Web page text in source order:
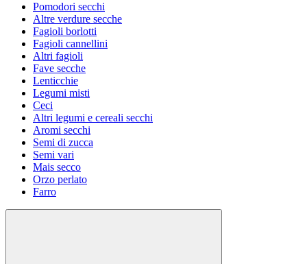
Pomodori secchi
Altre verdure secche
Fagioli borlotti
Fagioli cannellini
Altri fagioli
Fave secche
Lenticchie
Legumi misti
Ceci
Altri legumi e cereali secchi
Aromi secchi
Semi di zucca
Semi vari
Mais secco
Orzo perlato
Farro